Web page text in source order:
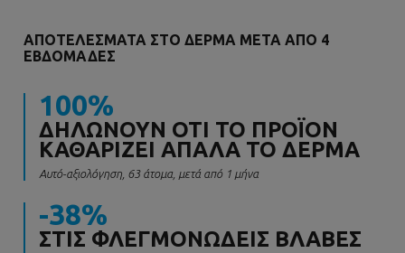
ΑΠΟΤΕΛΕΣΜΑΤΑ ΣΤΟ ΔΕΡΜΑ ΜΕΤΑ ΑΠΟ 4
ΕΒΔΟΜΑΔΕΣ
100%
ΔΗΛΩΝΟΥΝ ΟΤΙ ΤΟ ΠΡΟΪΟΝ
ΚΑΘΑΡΙΖΕΙ ΑΠΑΛΑ ΤΟ ΔΕΡΜΑ
Αυτό-αξιολόγηση, 63 άτομα, μετά από 1 μήνα
-38%
ΣΤΙΣ ΦΛΕΓΜΟΝΩΔΕΙΣ ΒΛΑΒΕΣ